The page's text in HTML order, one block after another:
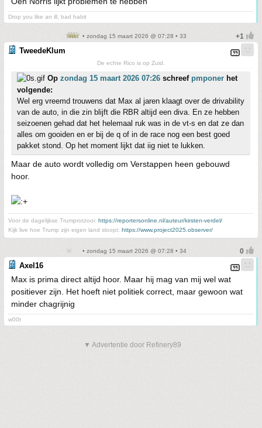
Drop you like an ill, bad habit
• zondag 15 maart 2026 @ 07:28 • 33
TweedeKlum
De echte Rico is op Zuid.
Op zondag 15 maart 2026 07:26 schreef pmponer het
volgende:
Wel erg vreemd trouwens dat Max al jaren klaagt over de drivability
van de auto, in die zin blijft die RBR altijd een diva. En ze hebben
seizoenen gehad dat het helemaal ruk was in de vt-s en dat ze dan
alles om gooiden en er bij de q of in de race nog een best goed
pakket stond. Op het moment lijkt dat iig niet te lukken.
Maar de auto wordt volledig om Verstappen heen gebouwd
hoor.
Voor de dagelijkse Trumprotzooi: https://reportersonline.nl/auteur/kirsten-verdel/
Kijk live hoe Trump zijn eigen land sloopt: https://www.project2025.observer/
• zondag 15 maart 2026 @ 07:28 • 34
Axel16
Max is prima direct altijd hoor. Maar hij mag van mij wel wat
positiever zijn. Het hoeft niet politiek correct, maar gewoon wat
minder chagrijnig
w00t
▼ Advertentie door Refinery89